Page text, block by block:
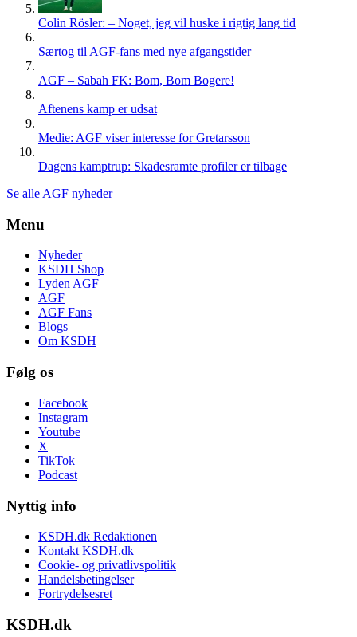
Colin Rösler: – Noget, jeg vil huske i rigtig lang tid
Særtog til AGF-fans med nye afgangstider
AGF – Sabah FK: Bom, Bom Bogere!
Aftenens kamp er udsat
Medie: AGF viser interesse for Gretarsson
Dagens kamptrup: Skadesramte profiler er tilbage
Se alle AGF nyheder
Menu
Nyheder
KSDH Shop
Lyden AGF
AGF
AGF Fans
Blogs
Om KSDH
Følg os
Facebook
Instagram
Youtube
X
TikTok
Podcast
Nyttig info
KSDH.dk Redaktionen
Kontakt KSDH.dk
Cookie- og privatlivspolitik
Handelsbetingelser
Fortrydelsesret
KSDH.dk